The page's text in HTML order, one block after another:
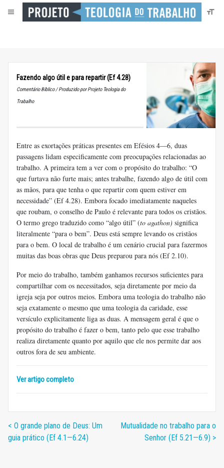
Fazendo algo útil e para repartir (Ef 4.28)
Comentário Bíblico / Produzido por Projeto Teologia do
Trabalho
Entre as exortações práticas presentes em Efésios 4—6, duas
passagens lidam especificamente com preocupações relacionadas ao
trabalho. A primeira tem a ver com o propósito do trabalho: “O
que furtava não furte mais; antes trabalhe, fazendo algo de útil com
as mãos, para que tenha o que repartir com quem estiver em
necessidade” (Ef 4.28). Embora focado imediatamente naqueles
que roubam, o conselho de Paulo é relevante para todos os cristãos.
O termo grego traduzido como “algo útil” (to agathon) significa
literalmente “para o bem”. Deus está sempre levando os cristãos
para o bem. O local de trabalho é um cenário crucial para fazermos
muitas das boas obras que Deus preparou para nós (Ef 2.10).
Por meio do trabalho, também ganhamos recursos suficientes para
compartilhar com os necessitados, seja diretamente por meio da
igreja seja por outros meios. Embora uma teologia do trabalho não
seja exatamente o mesmo que uma teologia da caridade, esse
versículo explicitamente liga as duas. A mensagem geral é que o
propósito do trabalho é fazer o bem, tanto pelo que esse trabalho
realiza diretamente quanto por aquilo que ele nos permite dar aos
outros fora de seu ambiente.
Ver artigo completo
< O grande plano de Deus: Um
guia prático (Ef 4.1—6.24)
Mutualidade no trabalho para o
Senhor (Ef 5.21—6.9) >